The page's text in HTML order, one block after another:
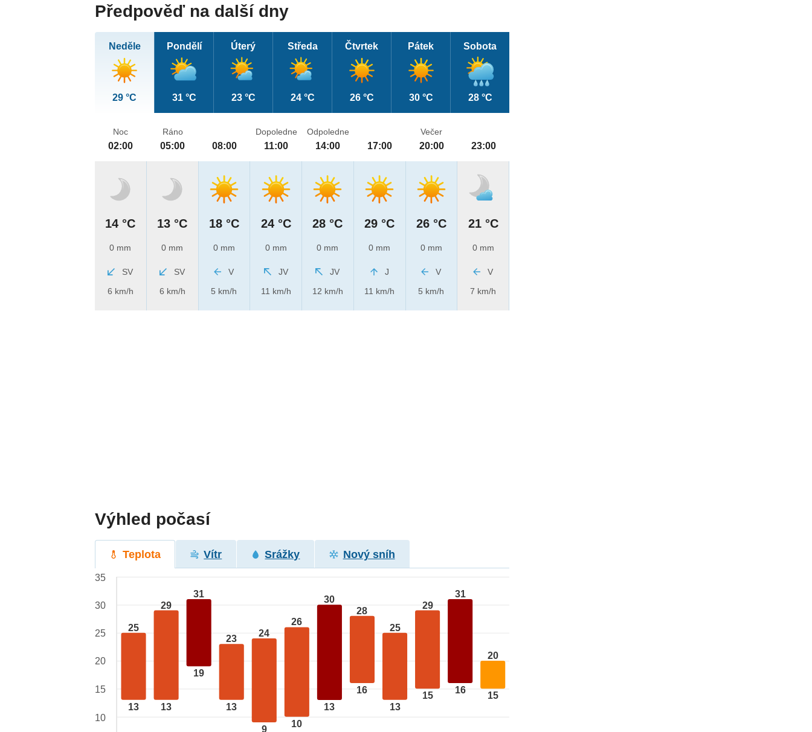
Předpověď na další dny
Neděle
29 °C
Pondělí
31 °C
Úterý
23 °C
Středa
24 °C
Čtvrtek
26 °C
Pátek
30 °C
Sobota
28 °C
Noc
02:00
14 °C
0 mm
SV
6 km/h
Ráno
05:00
13 °C
0 mm
SV
6 km/h
08:00
18 °C
0 mm
V
5 km/h
Dopoledne
11:00
24 °C
0 mm
JV
11 km/h
Odpoledne
14:00
28 °C
0 mm
JV
12 km/h
17:00
29 °C
0 mm
J
11 km/h
Večer
20:00
26 °C
0 mm
V
5 km/h
23:00
21 °C
0 mm
V
7 km/h
Výhled počasí
Teplota Vítr Srážky Nový sníh
25
13
29
13
31
19
23
13
24
9
26
10
30
13
28
16
25
13
29
15
31
16
20
15
35
30
25
20
15
10